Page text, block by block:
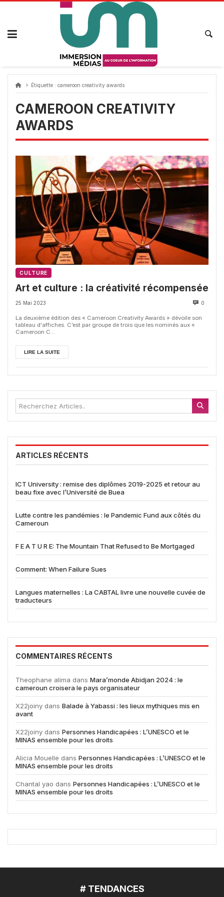
Passer
Étiquette : cameroon creativity awards
CAMEROON CREATIVITY
AWARDS
CULTURE
Art et culture : la créativité récompensée
25 Mai 2023 0
La deuxième édition des « Cameroon Creativity Awards » dévoile son
tableau d'affiches. C’est par groupe de trois que les nominés aux «
Cameroon C...
LIRE LA SUITE
ARTICLES RÉCENTS
ICT University : remise des diplômes 2019-2025 et retour au
beau fixe avec l’Université de Buea
Lutte contre les pandémies : le Pandemic Fund aux côtés du
Cameroun
F E A T U R E: The Mountain That Refused to Be Mortgaged
Comment: When Failure Sues
Langues maternelles : La CABTAL livre une nouvelle cuvée de
traducteurs
COMMENTAIRES RÉCENTS
Theophane alima dans Mara’monde Abidjan 2024 : le
cameroun croisera le pays organisateur
X22joiny dans Balade à Yabassi : les lieux mythiques mis en
avant
X22joiny dans Personnes Handicapées : L’UNESCO et le
MINAS ensemble pour les droits
Alicia Mouelle dans Personnes Handicapées : L’UNESCO et le
MINAS ensemble pour les droits
Chantal yao dans Personnes Handicapées : L’UNESCO et le
MINAS ensemble pour les droits
# TENDANCES